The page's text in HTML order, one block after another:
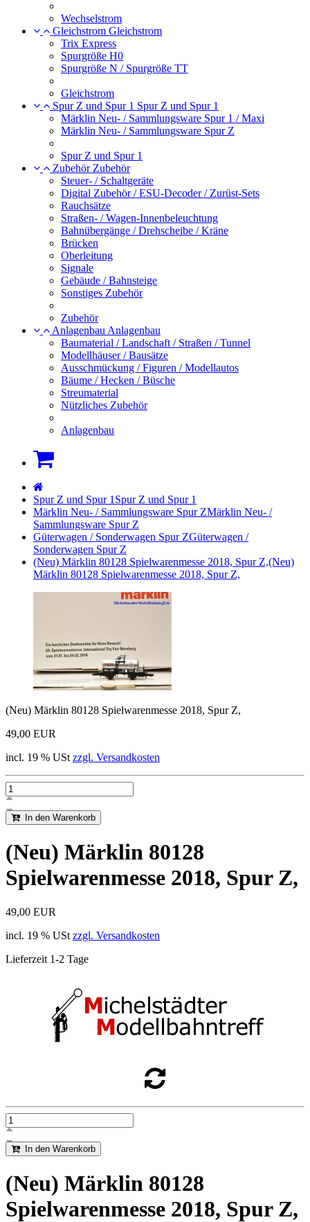
Wechselstrom
Gleichstrom Gleichstrom
Trix Express
Spurgröße H0
Spurgröße N / Spurgröße TT
Gleichstrom
Spur Z und Spur 1 Spur Z und Spur 1
Märklin Neu- / Sammlungsware Spur 1 / Maxi
Märklin Neu- / Sammlungsware Spur Z
Spur Z und Spur 1
Zubehör Zubehör
Steuer- / Schaltgeräte
Digital Zubehör / ESU-Decoder / Zurüst-Sets
Rauchsätze
Straßen- / Wagen-Innenbeleuchtung
Bahnübergänge / Drehscheibe / Kräne
Brücken
Oberleitung
Signale
Gebäude / Bahnsteige
Sonstiges Zubehör
Zubehör
Anlagenbau Anlagenbau
Baumaterial / Landschaft / Straßen / Tunnel
Modellhäuser / Bausätze
Ausschmückung / Figuren / Modellautos
Bäume / Hecken / Büsche
Streumaterial
Nützliches Zubehör
Anlagenbau
Warenkorb
Spur Z und Spur 1 Spur Z und Spur 1
Märklin Neu- / Sammlungsware Spur ZMärklin Neu- /
Sammlungsware Spur Z
Güterwagen / Sonderwagen Spur ZGüterwagen /
Sonderwagen Spur Z
(Neu) Märklin 80128 Spielwarenmesse 2018, Spur Z,(Neu)
Märklin 80128 Spielwarenmesse 2018, Spur Z,
(Neu) Märklin 80128 Spielwarenmesse 2018, Spur Z,
49,00 EUR
incl. 19 % USt zzgl. Versandkosten
In den Warenkorb
(Neu) Märklin 80128
Spielwarenmesse 2018, Spur Z,
49,00 EUR
incl. 19 % USt zzgl. Versandkosten
Lieferzeit 1-2 Tage
In den Warenkorb
(Neu) Märklin 80128
Spielwarenmesse 2018, Spur Z,